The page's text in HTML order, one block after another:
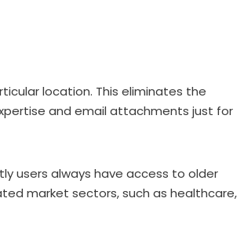
location. This eliminates the
and email attachments just for
users always have access to older
market sectors, such as healthcare,